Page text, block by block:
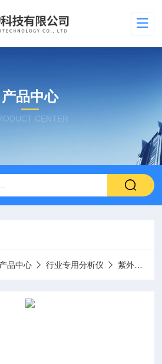
产品中心
CENTER
产品中心 行业专用分析仪 紫外分光光度计